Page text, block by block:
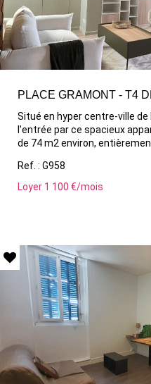
PLACE GRAMONT - T4
Situé en hyper centre-ville de
l'entrée par ce spacieux appartement haut de
de 74 m2 environ, entièrement rénové avec goût .
espace séjour - salle à manger de 32 m2, et son coin bureau,
une cuisine moderne haut de gamme, entièrement équipée
offrant un espace
chambres, dont une suite
transports, ce lieu de vie est
manquez pas cette
maintenant pour organiser
Ref. : G958
Loyer 1 100 €/mois